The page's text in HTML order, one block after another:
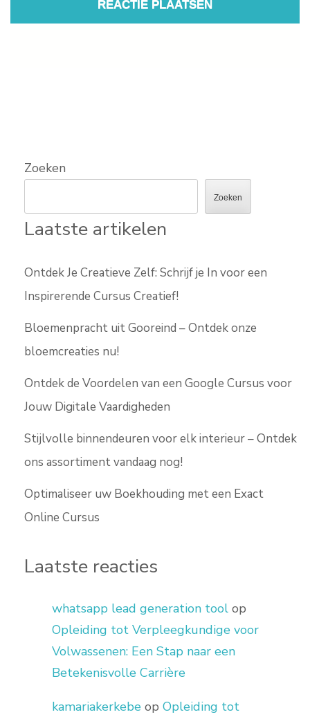
Zoeken
Zoeken
Laatste artikelen
Ontdek Je Creatieve Zelf: Schrijf je In voor een
Inspirerende Cursus Creatief!
Bloemenpracht uit Gooreind – Ontdek onze
bloemcreaties nu!
Ontdek de Voordelen van een Google Cursus voor
Jouw Digitale Vaardigheden
Stijlvolle binnendeuren voor elk interieur – Ontdek
ons assortiment vandaag nog!
Optimaliseer uw Boekhouding met een Exact
Online Cursus
Laatste reacties
whatsapp lead generation tool op
Opleiding tot Verpleegkundige voor
Volwassenen: Een Stap naar een
Betekenisvolle Carrière
kamariakerkebe op Opleiding tot